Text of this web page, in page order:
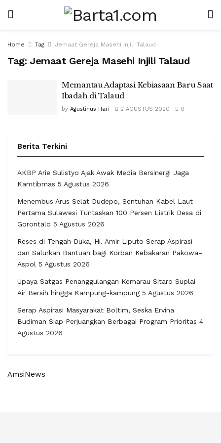
Home Tag Jemaat Gereja Masehi Injili Talaud
Tag: Jemaat Gereja Masehi Injili Talaud
Memantau Adaptasi Kebiasaan Baru Saat
Ibadah di Talaud
by Agustinus Hari 2 AGUSTUS 2020 0
Berita Terkini
AKBP Arie Sulistyo Ajak Awak Media Bersinergi Jaga
Kamtibmas 5 Agustus 2026
Menembus Arus Selat Dudepo, Sentuhan Kabel Laut
Pertama Sulawesi Tuntaskan 100 Persen Listrik Desa di
Gorontalo 5 Agustus 2026
Reses di Tengah Duka, Hi. Amir Liputo Serap Aspirasi
dan Salurkan Bantuan bagi Korban Kebakaran Pakowa–
Aspol 5 Agustus 2026
Upaya Satgas Penanggulangan Kemarau Sitaro Suplai
Air Bersih hingga Kampung-kampung 5 Agustus 2026
Serap Aspirasi Masyarakat Boltim, Seska Ervina
Budiman Siap Perjuangkan Berbagai Program Prioritas 4
Agustus 2026
AmsiNews